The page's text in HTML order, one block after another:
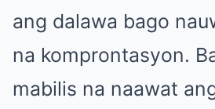
ang dalawa bago
na komprontasyon.
mabilis na naawat